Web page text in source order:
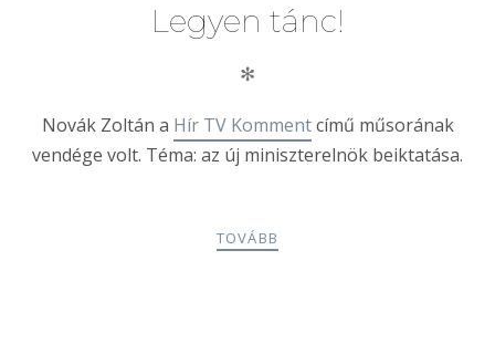
Legyen tánc!
✻
Novák Zoltán a Hír TV Kommentcímű műsorának
vendége volt. Téma: az új miniszterelnök beiktatása.
TOVÁBB